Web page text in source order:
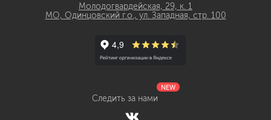
Молодогвардейская, 29, к. 1
МО, Одинцовский г.о., ул. Западная, стр. 100
Следить за нами
NEW